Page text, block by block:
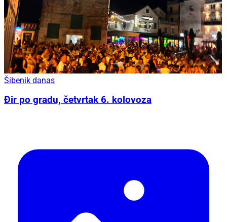
Šibenik danas
Đir po gradu, četvrtak 6. kolovoza